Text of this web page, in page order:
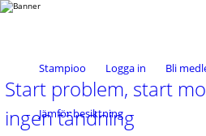
Stampioo Logga in Bli
Jämför besiktning
Start problem, start
ingen tändning